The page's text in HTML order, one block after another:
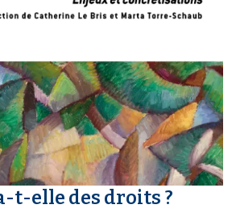
t-elle des droits ?